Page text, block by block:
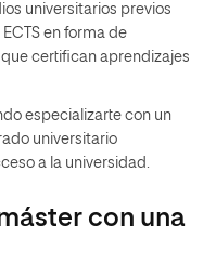
universitarios previos
en forma de
certifican aprendizajes
especializarte con un
universitario
a la universidad.
con una